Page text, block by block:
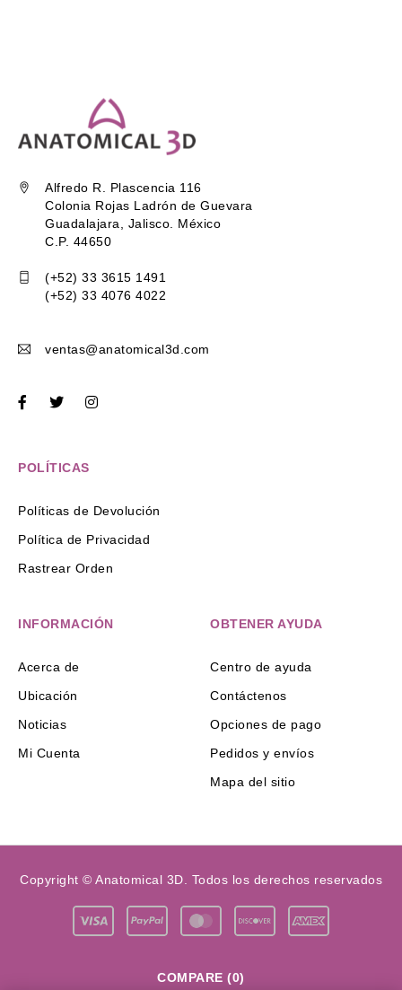
Alfredo R. Plascencia 116
Colonia Rojas Ladrón de Guevara
Guadalajara, Jalisco. México
C.P. 44650
(+52) 33 3615 1491
(+52) 33 4076 4022
ventas@anatomical3d.com
POLÍTICAS
Políticas de Devolución
Política de Privacidad
Rastrear Orden
INFORMACIÓN
Acerca de
Ubicación
Noticias
Mi Cuenta
OBTENER AYUDA
Centro de ayuda
Contáctenos
Opciones de pago
Pedidos y envíos
Mapa del sitio
Copyright © Anatomical 3D. Todos los derechos reservados
COMPARE (0)